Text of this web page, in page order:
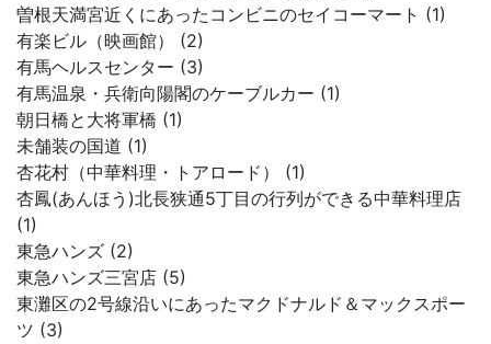
曽根天満宮近くにあったコンビニのセイコーマート (1)
有楽ビル（映画館） (2)
有馬ヘルスセンター (3)
有馬温泉・兵衛向陽閣のケーブルカー (1)
朝日橋と大将軍橋 (1)
未舗装の国道 (1)
杏花村（中華料理・トアロード） (1)
杏鳳(あんほう)北長狭通5丁目の行列ができる中華料理店
(1)
東急ハンズ (2)
東急ハンズ三宮店 (5)
東灘区の2号線沿いにあったマクドナルド＆マックスポー
ツ (3)